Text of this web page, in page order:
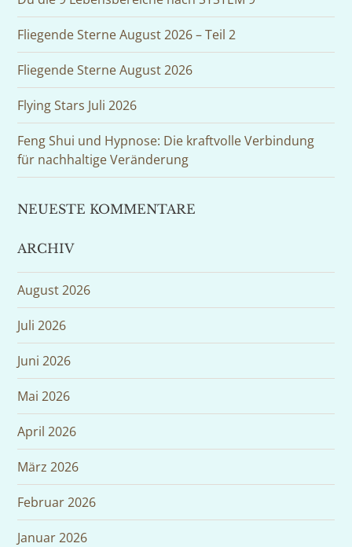
Fliegende Sterne August 2026 – Teil 2
Fliegende Sterne August 2026
Flying Stars Juli 2026
Feng Shui und Hypnose: Die kraftvolle Verbindung
für nachhaltige Veränderung
NEUESTE KOMMENTARE
ARCHIV
August 2026
Juli 2026
Juni 2026
Mai 2026
April 2026
März 2026
Februar 2026
Januar 2026